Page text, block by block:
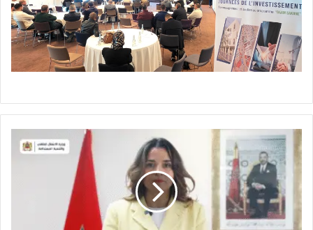
بنعلي
تكشف
تفاصيل
مشاريع
الطاقة
في
جهة